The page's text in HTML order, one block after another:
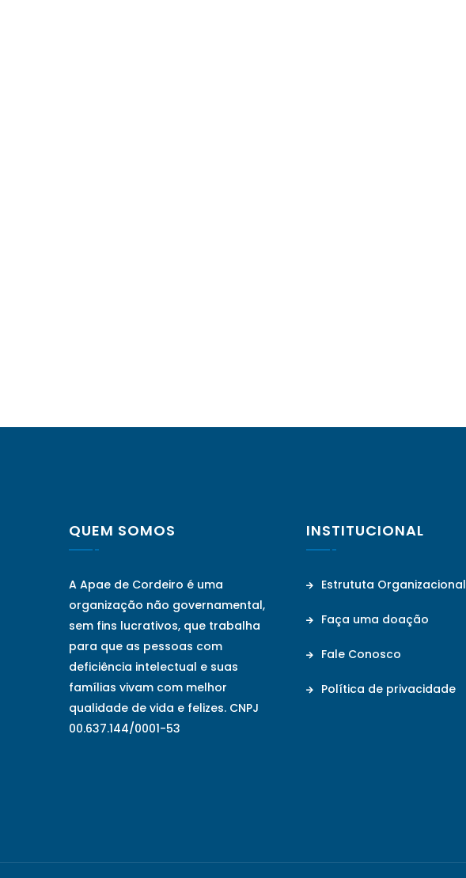
QUEM SOMOS
A Apae de Cordeiro é uma
organização não governamental,
sem fins lucrativos, que trabalha
para que as pessoas com
deficiência intelectual e suas
famílias vivam com melhor
qualidade de vida e felizes. CNPJ
00.637.144/0001-53
INSTITUCIONAL
Estrututa Organizacional
Faça uma doação
Fale Conosco
Política de privacidade